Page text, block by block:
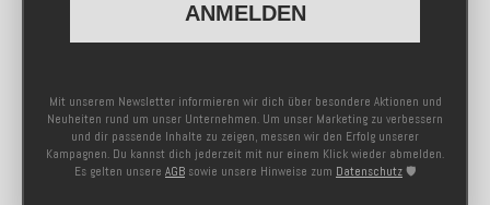
ANMELDEN
Mit unserem Newsletter informieren wir dich über besondere Aktionen und
Neuheiten rund um unser Unternehmen. Um unser Marketing zu verbessern
und dir passende Inhalte zu zeigen, messen wir den Erfolg unserer
Kampagnen. Du kannst dich jederzeit mit nur einem Klick wieder abmelden.
Es gelten unsere AGB sowie unsere Hinweise zum Datenschutz 🛡️